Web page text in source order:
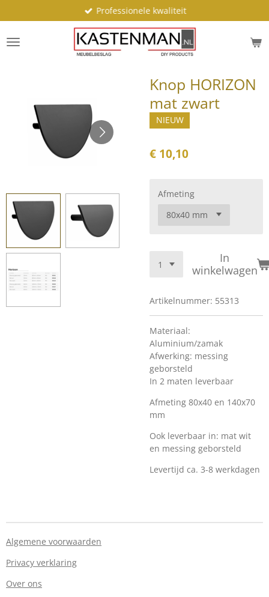
direct
naar
de
Professionele kwaliteit
Knop HORIZON
mat zwart
NIEUW
€ 10,10
Afmeting
In
winkelwagen
Artikelnummer: 55313
Materiaal:
Aluminium/zamak
Afwerking: messing
geborsteld
In 2 maten leverbaar
Afmeting 80x40 en 140x70
mm
Ook leverbaar in: mat wit
en messing geborsteld
Levertijd ca. 3-8 werkdagen
Algemene voorwaarden
Privacy verklaring
Over ons